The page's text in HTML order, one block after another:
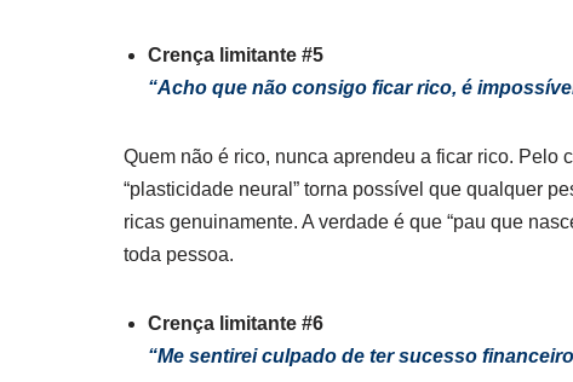
Crença limitante #5
“Acho que não consigo ficar rico, é
Quem não é rico, nunca aprendeu a ficar rico. Pelo
“plasticidade neural” torna possível que qualquer
ricas genuinamente. A verdade é que “pau que
toda pessoa.
Crença limitante #6
“Me sentirei culpado de ter sucesso